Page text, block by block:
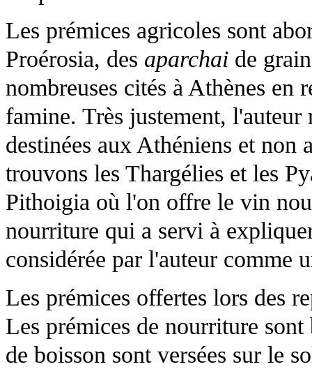
Les prémices agricoles sont
Proérosia, des aparchai de
nombreuses cités à Athènes
famine. Très justement, l'auteur
destinées aux Athéniens et non
trouvons les Thargélies et les
Pithoigia où l'on offre le vin
nourriture qui a servi à
considérée par l'auteur comme
Les prémices offertes lors des
Les prémices de nourriture sont
de boisson sont versées sur le